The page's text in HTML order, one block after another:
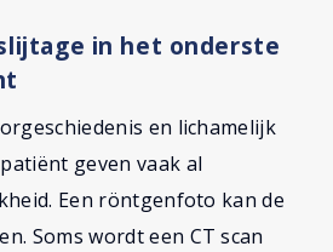
in het onderste
en lichamelijk
geven vaak al
Een röntgenfoto kan de
Soms wordt een CT scan